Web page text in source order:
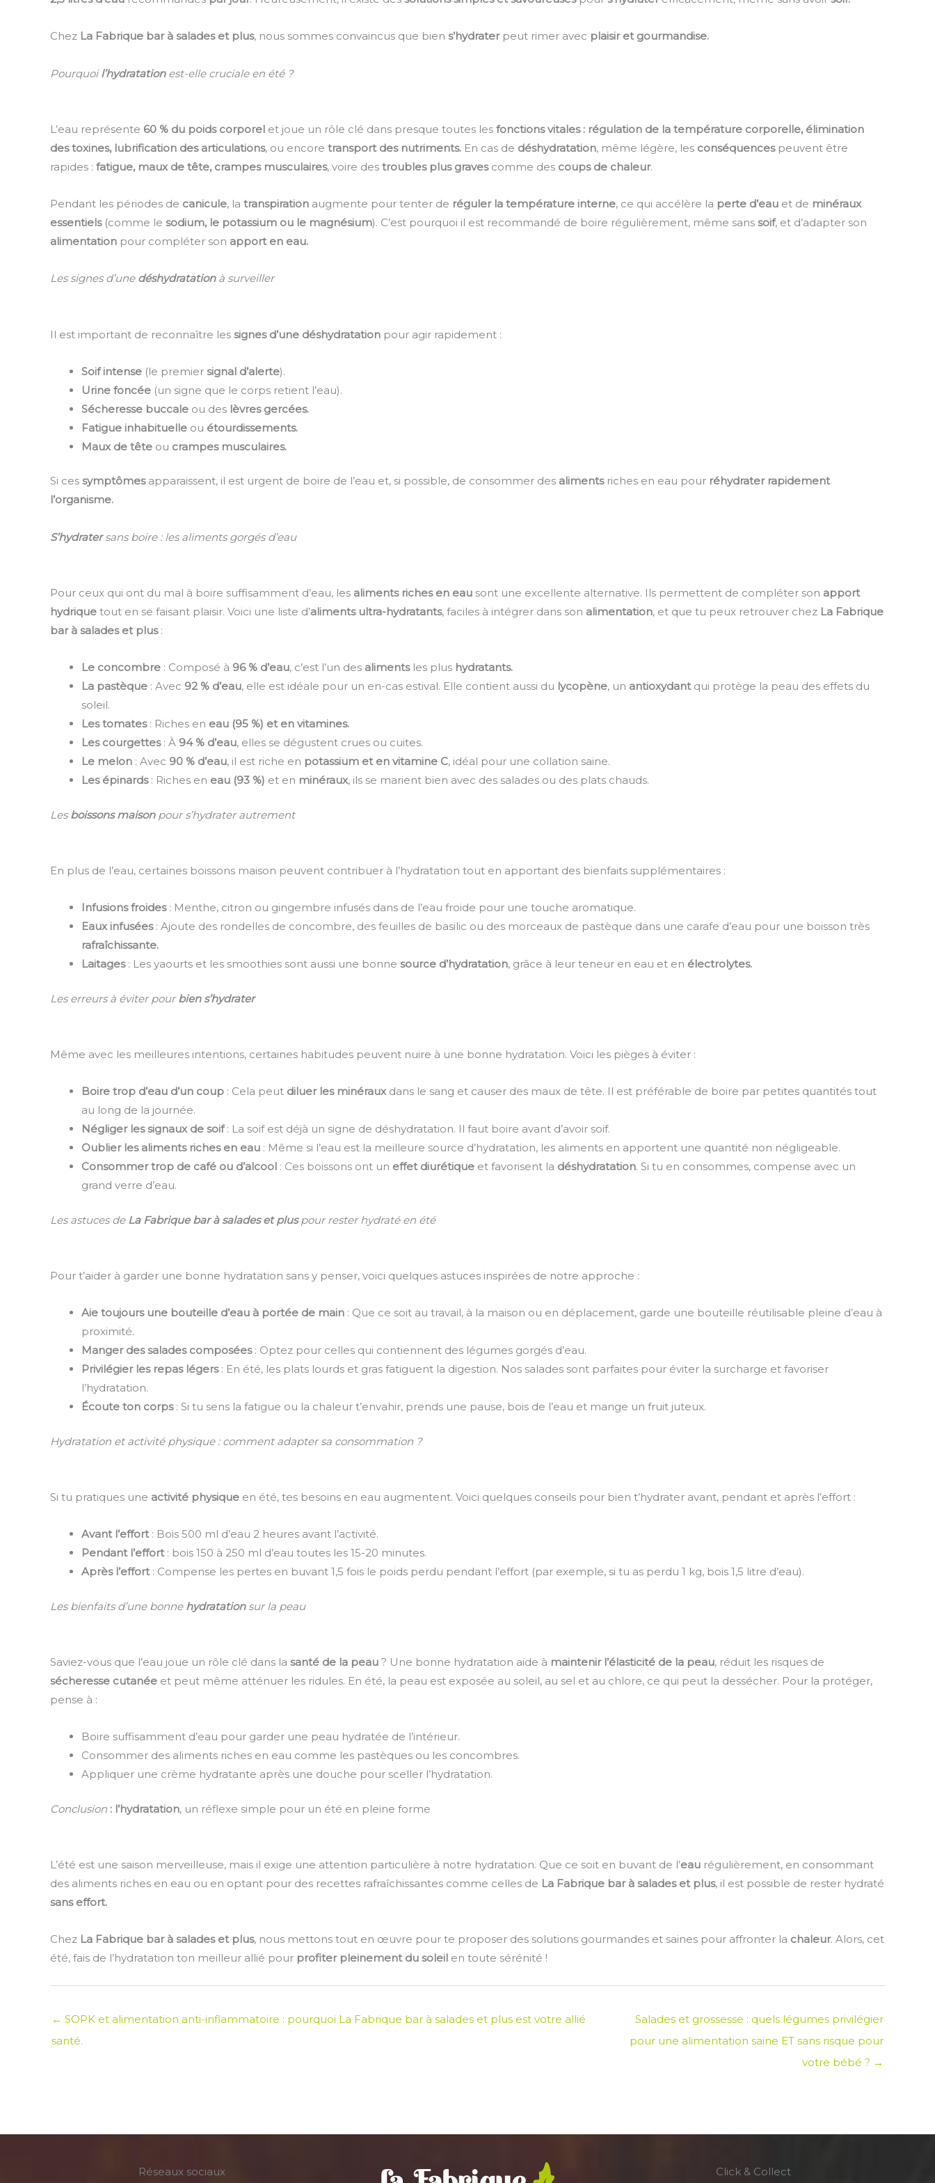
Chez La Fabrique bar à salades et plus, nous sommes convaincus que bien s’hydrater peut rimer avec plaisir et gourmandise.
Pourquoil’hydratation est-elle cruciale en été ?
L’eau représente 60 % du poids corporel et joue un rôle clé dans presque toutes les fonctions vitales : régulation de la température corporelle, élimination
des toxines, lubrification des articulations, ou encore transport des nutriments. En cas de déshydratation, même légère, les conséquencespeuvent être
rapides : fatigue, maux de tête, crampes musculaires, voire des troubles plus gravescomme des coups de chaleur.
Pendant les périodes de canicule, la transpiration augmente pour tenter de réguler la température interne, ce qui accélère la perte d’eau et de minéraux
essentiels (comme le sodium, le potassium ou le magnésium). C’est pourquoi il est recommandé de boire régulièrement, même sans soif, et d’adapter son
alimentation pour compléter son apport en eau.
Les signes d’une déshydratationà surveiller
Il est important de reconnaître les signes d’une déshydratation pour agir rapidement :
Soif intense (le premier signal d’alerte).
Urine foncée (un signe que le corps retient l’eau).
Sécheresse buccale ou des lèvres gercées.
Fatigue inhabituelle ou étourdissements.
Maux de tête ou crampes musculaires.
Si ces symptômes apparaissent, il est urgent de boire de l’eau et, si possible, de consommer des alimentsriches en eau pour réhydrater rapidement
l’organisme.
S’hydratersans boire : les aliments gorgés d’eau
Pour ceux qui ont du mal à boire suffisamment d’eau, les aliments riches en eau sont une excellente alternative. Ils permettent de compléter son apport
hydrique tout en se faisant plaisir. Voici une liste d’aliments ultra-hydratants, faciles à intégrer dans son alimentation, et que tu peux retrouver chez La Fabrique
bar à salades et plus:
Le concombre : Composé à 96 % d’eau, c’est l’un des alimentsles plus hydratants.
La pastèque : Avec 92 % d’eau, elle est idéale pour un en-cas estival. Elle contient aussi du lycopène, un antioxydantqui protège la peau des effets du
soleil.
Les tomates : Riches en eau (95 %) et en vitamines.
Les courgettes: À 94 % d’eau, elles se dégustent crues ou cuites.
Le melon : Avec 90 % d’eau, il est riche en potassium et en vitamine C, idéal pour une collation saine.
Les épinards : Riches en eau (93 %) et en minéraux, ils se marient bien avec des salades ou des plats chauds.
Les boissons maisonpour s’hydrater autrement
En plus de l’eau, certaines boissons maison peuvent contribuer à l’hydratation tout en apportant des bienfaits supplémentaires :
Infusions froides: Menthe, citron ou gingembre infusés dans de l’eau froide pour une touche aromatique.
Eaux infusées : Ajoute des rondelles de concombre, des feuilles de basilic ou des morceaux de pastèque dans une carafe d’eau pour une boisson très
rafraîchissante.
Laitages : Les yaourts et les smoothies sont aussi une bonne source d’hydratation, grâce à leur teneur en eau et en électrolytes.
Les erreurs à éviter pourbien s’hydrater
Même avec les meilleures intentions, certaines habitudes peuvent nuire à une bonne hydratation. Voici les pièges à éviter :
Boire trop d’eau d’un coup : Cela peut diluer les minérauxdans le sang et causer des maux de tête. Il est préférable de boire par petites quantités tout
au long de la journée.
Négliger les signaux de soif: La soif est déjà un signe de déshydratation. Il faut boire avant d’avoir soif.
Oublier les aliments riches en eau : Même si l’eau est la meilleure source d’hydratation, les aliments en apportent une quantité non négligeable.
Consommer trop de café ou d’alcool : Ces boissons ont un effet diurétique et favorisent la déshydratation. Si tu en consommes, compense avec un
grand verre d’eau.
Les astuces de La Fabrique bar à salades et pluspour rester hydraté en été
Pour t’aider à garder une bonne hydratation sans y penser, voici quelques astuces inspirées de notre approche :
Aie toujours une bouteille d’eau à portée de main : Que ce soit au travail, à la maison ou en déplacement, garde une bouteille réutilisable pleine d’eau à
proximité.
Manger des salades composées: Optez pour celles qui contiennent des légumes gorgés d’eau.
Privilégier les repas légers: En été, les plats lourds et gras fatiguent la digestion. Nos salades sont parfaites pour éviter la surcharge et favoriser
l’hydratation.
Écoute ton corps: Si tu sens la fatigue ou la chaleur t’envahir, prends une pause, bois de l’eau et mange un fruit juteux.
Hydratation et activité physique : comment adapter sa consommation ?
Si tu pratiques une activité physique en été, tes besoins en eau augmentent. Voici quelques conseils pour bien t’hydrater avant, pendant et après l’effort :
Avant l’effort: Bois 500 ml d’eau 2 heures avant l’activité.
Pendant l’effort : bois 150 à 250 ml d’eau toutes les 15-20 minutes.
Après l’effort : Compense les pertes en buvant 1,5 fois le poids perdu pendant l’effort (par exemple, si tu as perdu 1 kg, bois 1,5 litre d’eau).
Les bienfaits d’une bonne hydratationsur la peau
Saviez-vous que l’eau joue un rôle clé dans la santé de la peau ? Une bonne hydratation aide à maintenir l’élasticité de la peau, réduit les risques de
sécheresse cutanée et peut même atténuer les ridules. En été, la peau est exposée au soleil, au sel et au chlore, ce qui peut la dessécher. Pour la protéger,
pense à :
Boire suffisamment d’eau pour garder une peau hydratée de l’intérieur.
Consommer des aliments riches en eau comme les pastèques ou les concombres.
Appliquer une crème hydratante après une douche pour sceller l’hydratation.
Conclusion : l’hydratation, un réflexe simple pour un été en pleine forme
L’été est une saison merveilleuse, mais il exige une attention particulière à notre hydratation. Que ce soit en buvant de l’eau régulièrement, en consommant
des aliments riches en eau ou en optant pour des recettes rafraîchissantes comme celles de La Fabrique bar à salades et plus, il est possible de rester hydraté
sans effort.
Chez La Fabrique bar à salades et plus, nous mettons tout en œuvre pour te proposer des solutions gourmandes et saines pour affronter la chaleur. Alors, cet
été, fais de l’hydratation ton meilleur allié pour profiter pleinement du soleil en toute sérénité !
← SOPK et alimentation anti-inflammatoire : pourquoi La Fabrique bar à salades et plus est votre allié
santé.
Salades et grossesse : quels légumes privilégier
pour une alimentation saine ET sans risque pour
votre bébé ? →
Réseaux sociaux Click & Collect